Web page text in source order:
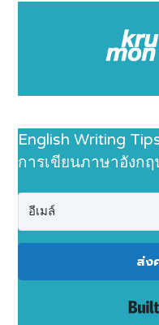
English Writing
การเขียนภาษาอังก
ส่ง